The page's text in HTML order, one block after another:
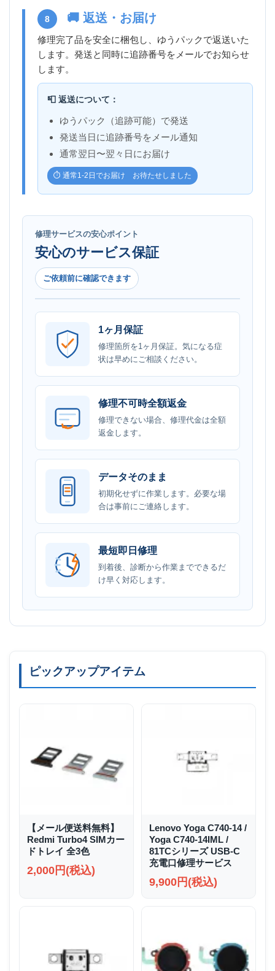
8 🚚 返送・お届け
修理完了品を安全に梱包し、ゆうパックで返送いた
します。発送と同時に追跡番号をメールでお知らせ
します。
📮 返送について：
ゆうパック（追跡可能）で発送
発送当日に追跡番号をメール通知
通常翌日〜翌々日にお届け
⏱️ 通常1-2日でお届け お待たせしました
修理サービスの安心ポイント
安心のサービス保証
ご依頼前に確認できます
1ヶ月保証
修理箇所を1ヶ月保証。気になる症
状は早めにご相談ください。
修理不可時全額返金
修理できない場合、修理代金は全額
返金します。
データそのまま
初期化せずに作業します。必要な場
合は事前にご連絡します。
最短即日修理
到着後、診断から作業までできるだ
け早く対応します。
ピックアップアイテム
【メール便送料無料】
Redmi Turbo4 SIMカー
ドトレイ 全3色
2,000円(税込)
Lenovo Yoga C740-14 /
Yoga C740-14IML /
81TCシリーズ USB-C
充電口修理サービス
9,900円(税込)